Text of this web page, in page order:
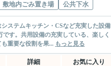
敷地内ごみ置き場 公共下水
ステムキッチン・CSなど充実した設備
す。共用設備の充実している、楽しく
重要な役割を果... もっと見る
詳細
お気に入り